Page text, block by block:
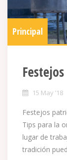
Principal
15 May ’18
Festejos
Tips para la
lugar de
tradición